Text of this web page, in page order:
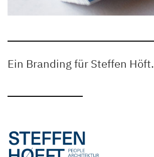
Ein Branding für Steffen Höft.